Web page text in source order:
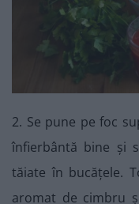
2. Se pune pe foc
înfierbântă bine și
tăiate în bucățele.
aromat de cimbru